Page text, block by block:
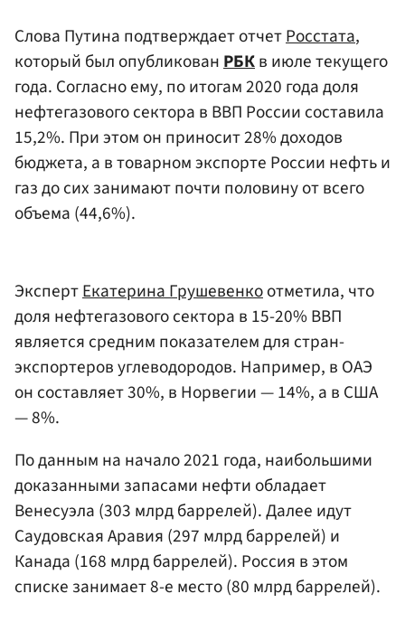
Слова Путина подтверждает отчетРосстата,
который был опубликованРБКв июле текущего
года. Согласно ему, по итогам 2020 года доля
нефтегазового сектора в ВВП России составила
15,2%. При этом он приносит 28% доходов
бюджета, а в товарном экспорте России нефть и
газ до сих занимают почти половину от всего
объема (44,6%).
ЭкспертЕкатерина Грушевенкоотметила, что
доля нефтегазового сектора в 15-20% ВВП
является средним показателем для стран-
экспортеров углеводородов. Например, в ОАЭ
он составляет 30%, в Норвегии — 14%, а в США
— 8%.
По данным на начало 2021 года, наибольшими
доказанными запасами нефти обладает
Венесуэла (303 млрд баррелей). Далее идут
Саудовская Аравия (297 млрд баррелей) и
Канада (168 млрд баррелей). Россия в этом
списке занимает 8-е место (80 млрд баррелей).